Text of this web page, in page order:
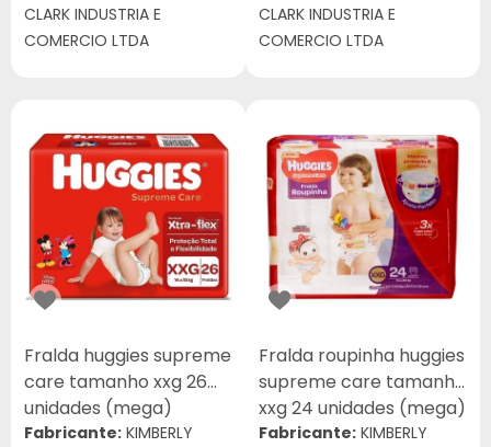
CLARK INDUSTRIA E
COMERCIO LTDA
CLARK INDUSTRIA E
COMERCIO LTDA
Fralda huggies supreme
care tamanho xxg 26
unidades (mega)
Fabricante: KIMBERLY
Fralda roupinha huggies
supreme care tamanho
xxg 24 unidades (mega)
Fabricante: KIMBERLY